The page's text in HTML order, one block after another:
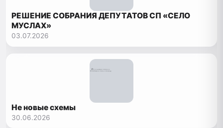
РЕШЕНИЕ СОБРАНИЯ ДЕПУТАТОВ СП «СЕЛО
МУСЛАХ»
03.07.2026
Не новые схемы
30.06.2026